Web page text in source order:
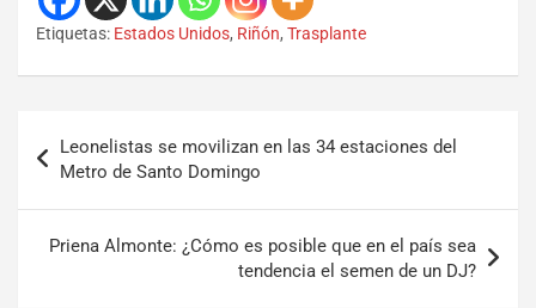
Etiquetas: Estados Unidos, Riñón, Trasplante
Leonelistas se movilizan en las 34 estaciones del
Metro de Santo Domingo
Priena Almonte: ¿Cómo es posible que en el país sea
tendencia el semen de un DJ?